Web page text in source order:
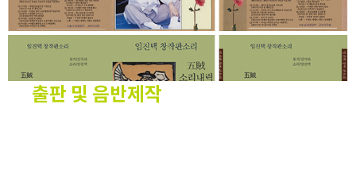
출판 및 음반제작